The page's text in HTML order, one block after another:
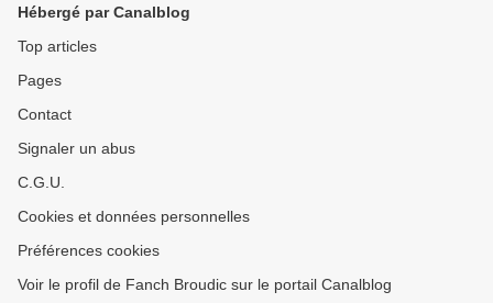
Hébergé par Canalblog
Top articles
Pages
Contact
Signaler un abus
C.G.U.
Cookies et données personnelles
Préférences cookies
Voir le profil de Fanch Broudic sur le portail Canalblog